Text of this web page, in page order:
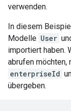
verwenden.
In diesem
Modelle User
importiert haben.
abrufen möchten,
enterpriseId
übergeben.